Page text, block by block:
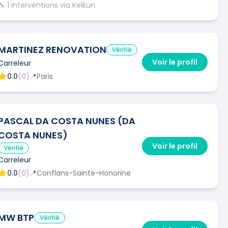
1 interventions via Kelkun
RENOVATION Vérifié
0.0(0) 📍Paris
Voir le profil
DA COSTA NUNES (DA
NUNES)
Vérifié
0.0(0) 📍Conflans-Sainte-Honorine
Voir le profil
BTP Vérifié